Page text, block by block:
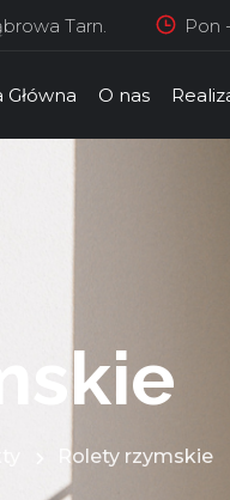
Tarn. Pon
O nas
Rolety rzymskie